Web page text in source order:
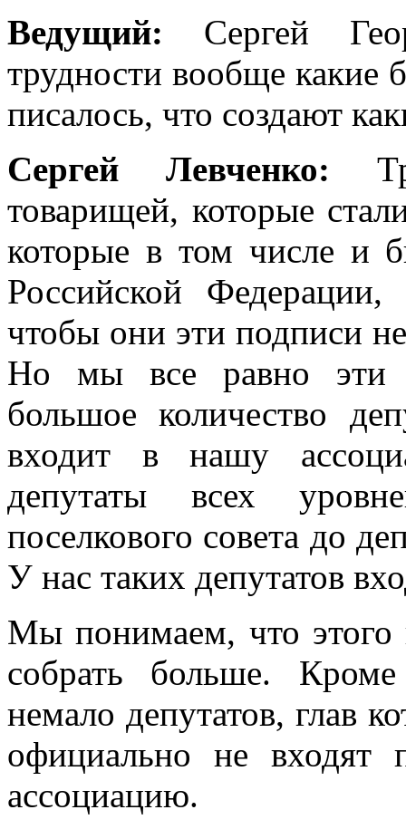
Ведущий: Сергей
трудности вообще какие
писалось, что создают
Сергей Левченко:
товарищей, которые
которые в том числе и
Российской
чтобы они эти подписи
Но мы все равно эти
большое количество
входит в нашу
депутаты всех
поселкового совета до
У нас таких депутатов
Мы понимаем, что этого
собрать больше.
немало депутатов, глав
официально не
ассоциацию.